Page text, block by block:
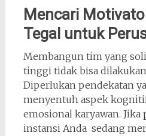
Mencari
Tegal untuk
Membangun tim yang
tinggi tidak bisa
Diperlukan pendekatan
menyentuh aspek
emosional karyawan. Jika
instansi Anda sedang